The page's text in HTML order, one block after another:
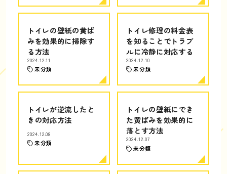
トイレの壁紙の黄ば
みを効果的に掃除す
る方法
2024.12.11
未分類
トイレ修理の料金表
を知ることでトラブ
ルに冷静に対応する
2024.12.10
未分類
トイレが逆流したと
きの対応方法
2024.12.08
未分類
トイレの壁紙にでき
た黄ばみを効果的に
落とす方法
2024.12.07
未分類